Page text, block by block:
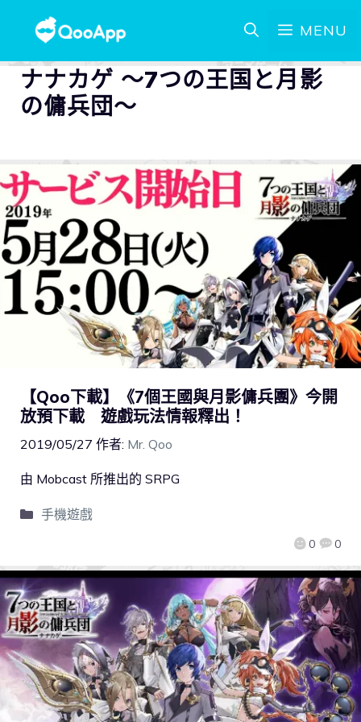
MENU
ナナカゲ ～7つの王国と月影
の傭兵団～
【Qoo下載】《7個王國與月影傭兵團》今開
放預下載 遊戲玩法情報釋出！
2019/05/27 作者: Mr. Qoo
0 0
由 Mobcast 所推出的 SRPG
手機遊戲